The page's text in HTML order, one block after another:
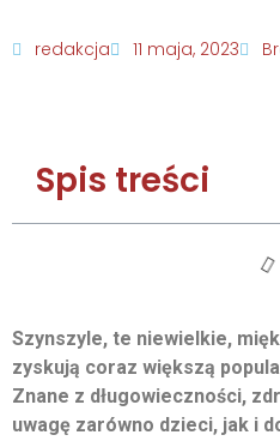
redakcja 11 maja, 2023
Spis treści
Szynszyle, te niewielkie,
zyskują coraz większą
Znane z długowieczności,
uwagę zarówno dzieci, jak i